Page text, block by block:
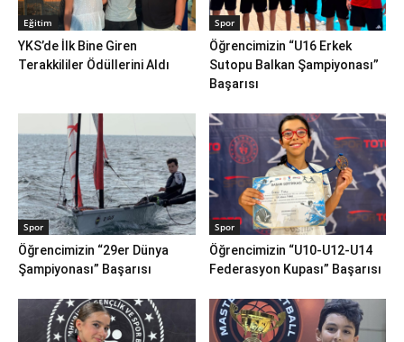
Eğitim
YKS’de İlk Bine Giren
Terakkililer Ödüllerini Aldı
Spor
Öğrencimizin “U16 Erkek
Sutopu Balkan Şampiyonası”
Başarısı
Spor
Öğrencimizin “29er Dünya
Şampiyonası” Başarısı
Spor
Öğrencimizin “U10-U12-U14
Federasyon Kupası” Başarısı